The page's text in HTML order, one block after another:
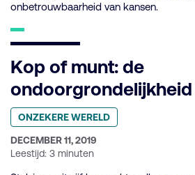
onbetrouwbaarheid van kansen.
Kop of munt: de
ondoorgrondelijkheid
Geplaatst
categorie:
ONZEKERE WERELD
GEPUBLICEERD
OP:
DECEMBER 11, 2019
Leestijd: 3 minuten